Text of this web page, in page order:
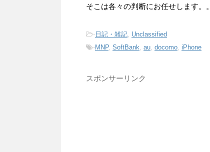
そこは各々の判断にお任せします。。
- 日記・雑記, Unclassified
-MNP, SoftBank, au, docomo, iPhone
スポンサーリンク